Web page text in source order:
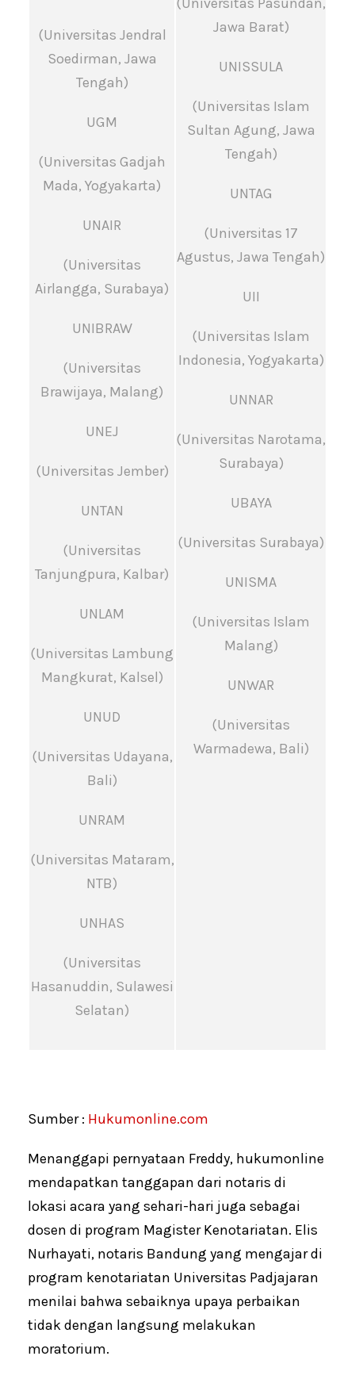
(Universitas Jendral
Soedirman, Jawa
Tengah)
UGM
(Universitas Gadjah
Mada, Yogyakarta)
UNAIR
(Universitas
Airlangga, Surabaya)
UNIBRAW
(Universitas
Brawijaya, Malang)
UNEJ
(Universitas Jember)
UNTAN
(Universitas
Tanjungpura, Kalbar)
UNLAM
(Universitas Lambung
Mangkurat, Kalsel)
UNUD
(Universitas Udayana,
Bali)
UNRAM
(Universitas Mataram,
NTB)
UNHAS
(Universitas
Hasanuddin, Sulawesi
Selatan)
(Universitas Pasundan,
Jawa Barat)
UNISSULA
(Universitas Islam
Sultan Agung, Jawa
Tengah)
UNTAG
(Universitas 17
Agustus, Jawa Tengah)
UII
(Universitas Islam
Indonesia, Yogyakarta)
UNNAR
(Universitas Narotama,
Surabaya)
UBAYA
(Universitas Surabaya)
UNISMA
(Universitas Islam
Malang)
UNWAR
(Universitas
Warmadewa, Bali)
Sumber : Hukumonline.com
Menanggapi pernyataan Freddy, hukumonline
mendapatkan tanggapan dari notaris di
lokasi acara yang sehari-hari juga sebagai
dosen di program Magister Kenotariatan. Elis
Nurhayati, notaris Bandung yang mengajar di
program kenotariatan Universitas Padjajaran
menilai bahwa sebaiknya upaya perbaikan
tidak dengan langsung melakukan
moratorium.